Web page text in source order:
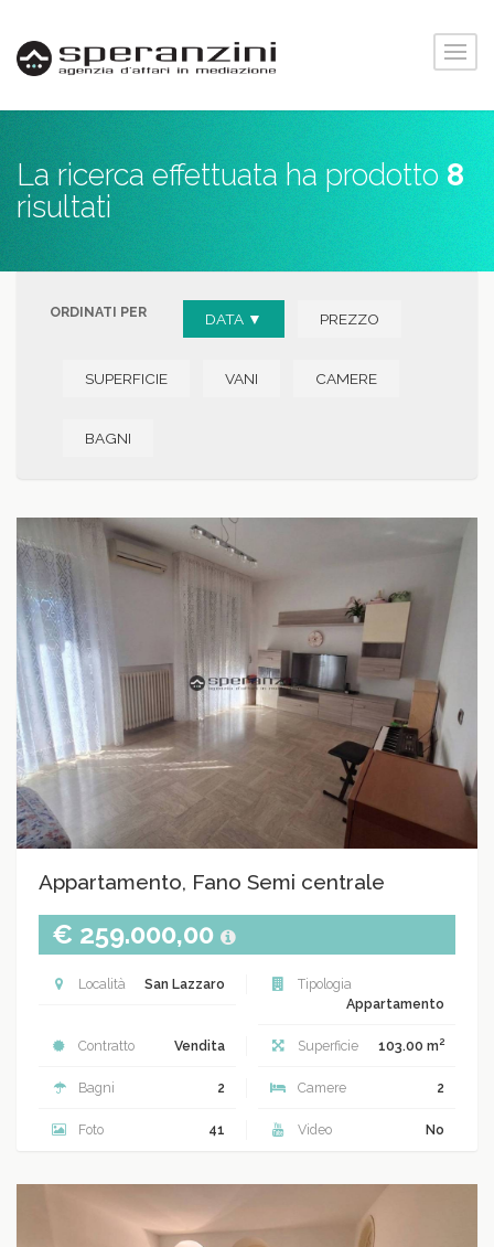
La ricerca effettuata ha prodotto 8
risultati
ORDINATI PER DATA ▼ PREZZO
SUPERFICIE VANI CAMERE
BAGNI
Appartamento, Fano Semi centrale
€ 259.000,00
Località San Lazzaro
Tipologia
Appartamento
Contratto Vendita Superficie 103.00 m2
Bagni 2 Camere 2
Foto 41 Video No